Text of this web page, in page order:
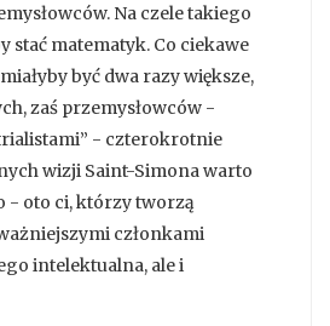
Na czele takiego
stać matematyk. Co ciekawe
być dwa razy większe,
zaś przemysłowców -
- czterokrotnie
wizji Saint-Simona warto
- oto ci, którzy tworzą
członkami
intelektualna, ale i